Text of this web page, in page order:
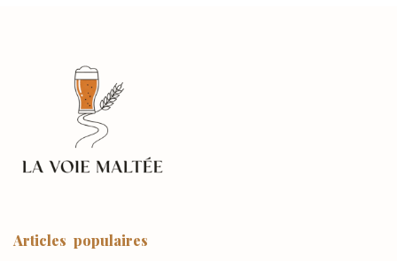
Articles populaires